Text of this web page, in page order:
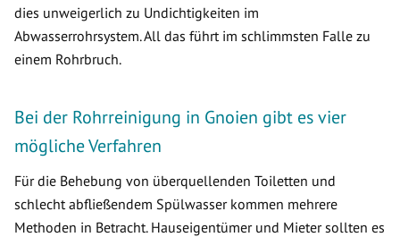
dies unweigerlich zu Undichtigkeiten im
Abwasserrohrsystem. All das führt im schlimmsten Falle zu
einem Rohrbruch.
Bei der Rohrreinigung in Gnoien gibt es vier
mögliche Verfahren
Für die Behebung von überquellenden Toiletten und
schlecht abfließendem Spülwasser kommen mehrere
Methoden in Betracht. Hauseigentümer und Mieter sollten es